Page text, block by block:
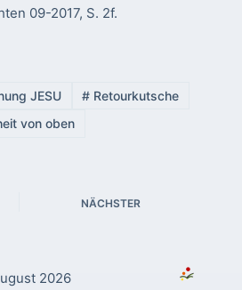
09-2017, S. 2f.
JESU # Retourkutsche
von oben
NÄCHSTER
2026